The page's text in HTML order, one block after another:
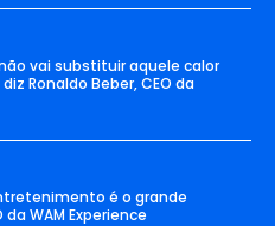
vai substituir aquele calor
Ronaldo Beber, CEO da
é o grande
da WAM Experience